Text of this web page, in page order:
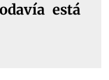
está